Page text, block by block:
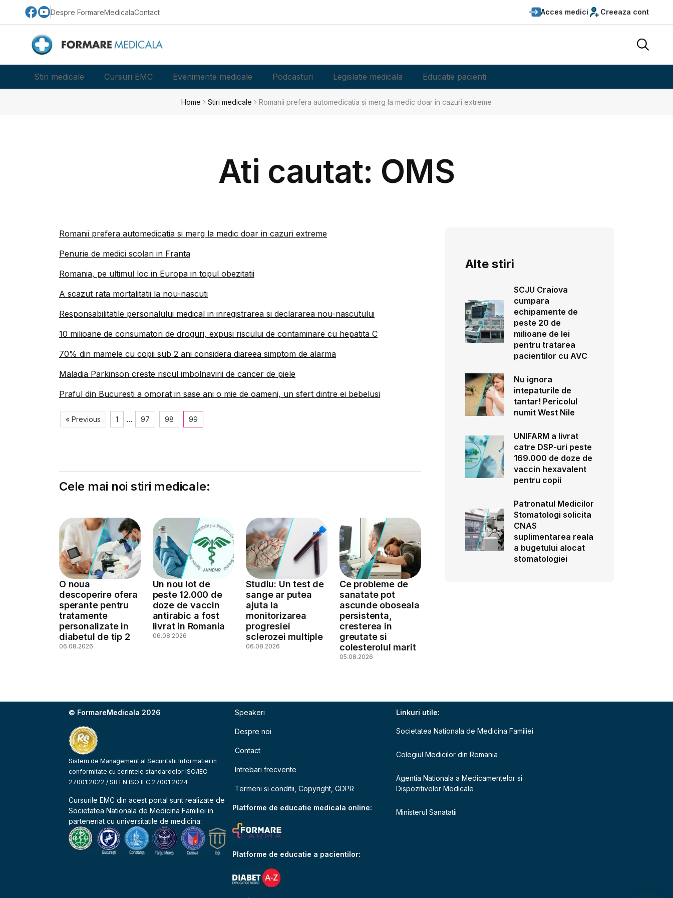
Despre FormareMedicalaContact Acces medici Creeaza cont
Stiri medicale Cursuri EMC Evenimente medicale Podcasturi Legislatie medicala Educatie pacienti
Home Stiri medicale Romanii prefera automedicatia si merg la medic doar in cazuri extreme
Ati cautat: OMS
Romanii prefera automedicatia si merg la medic doar in cazuri extreme
Penurie de medici scolari in Franta
Romania, pe ultimul loc in Europa in topul obezitatii
A scazut rata mortalitatii la nou-nascuti
Responsabilitatile personalului medical in inregistrarea si declararea nou-nascutului
10 milioane de consumatori de droguri, expusi riscului de contaminare cu hepatita C
70% din mamele cu copii sub 2 ani considera diareea simptom de alarma
Maladia Parkinson creste riscul imbolnavirii de cancer de piele
Praful din Bucuresti a omorat in sase ani o mie de oameni, un sfert dintre ei bebelusi
« Previous 1 … 97 98 99
Cele mai noi stiri medicale:
O noua
descoperire ofera
sperante pentru
tratamente
personalizate in
diabetul de tip 2
06.08.2026
Un nou lot de
peste 12.000 de
doze de vaccin
antirabic a fost
livrat in Romania
06.08.2026
Studiu: Un test de
sange ar putea
ajuta la
monitorizarea
progresiei
sclerozei multiple
06.08.2026
Ce probleme de
sanatate pot
ascunde oboseala
persistenta,
cresterea in
greutate si
colesterolul marit
05.08.2026
Alte stiri
SCJU Craiova
cumpara
echipamente de
peste 20 de
milioane de lei
pentru tratarea
pacientilor cu AVC
Nu ignora
intepaturile de
tantar! Pericolul
numit West Nile
UNIFARM a livrat
catre DSP-uri peste
169.000 de doze de
vaccin hexavalent
pentru copii
Patronatul Medicilor
Stomatologi solicita
CNAS
suplimentarea reala
a bugetului alocat
stomatologiei
© FormareMedicala 2026
Sistem de Management al Securitatii Informatiei in
conformitate cu cerintele standardelor ISO/IEC
27001:2022 / SR EN ISO IEC 27001:2024
Cursurile EMC din acest portal sunt realizate de
Societatea Nationala de Medicina Familiei in
parteneriat cu universitatile de medicina:
Speakeri
Despre noi
Contact
Intrebari frecvente
Termeni si conditii, Copyright, GDPR
Platforme de educatie medicala online:
Platforme de educatie a pacientilor:
Linkuri utile:
Societatea Nationala de Medicina Familiei
Colegiul Medicilor din Romania
Agentia Nationala a Medicamentelor si
Dispozitivelor Medicale
Ministerul Sanatatii